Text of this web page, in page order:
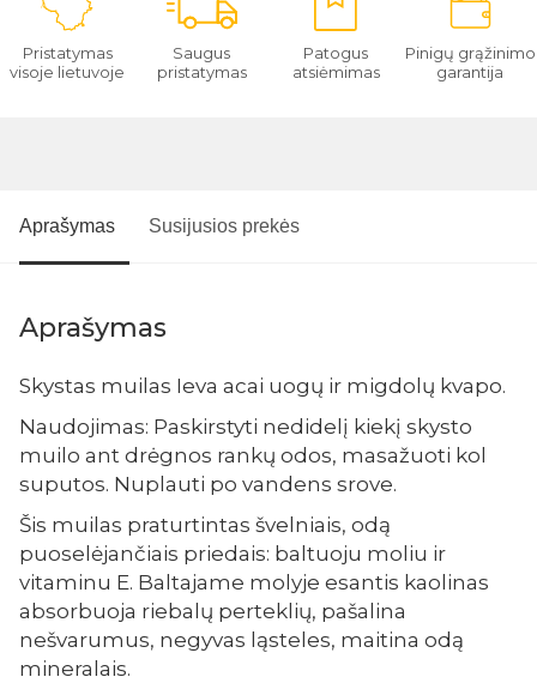
Pristatymas
visoje lietuvoje
Saugus
pristatymas
Patogus
atsiėmimas
Pinigų grąžinimo
garantija
Aprašymas Susijusios prekės
Aprašymas
Skystas muilas Ieva acai uogų ir migdolų kvapo.
Naudojimas: Paskirstyti nedidelį kiekį skysto
muilo ant drėgnos rankų odos, masažuoti kol
suputos. Nuplauti po vandens srove.
Šis muilas praturtintas švelniais, odą
puoselėjančiais priedais: baltuoju moliu ir
vitaminu E. Baltajame molyje esantis kaolinas
absorbuoja riebalų perteklių, pašalina
nešvarumus, negyvas ląsteles, maitina odą
mineralais.